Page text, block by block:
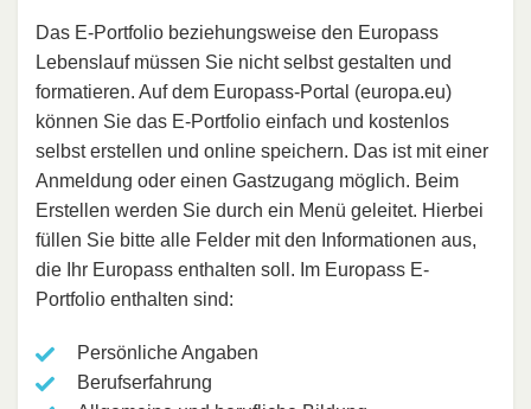
Das E-Portfolio beziehungsweise den Europass
Lebenslauf müssen Sie nicht selbst gestalten und
formatieren. Auf dem Europass-Portal (europa.eu)
können Sie das E-Portfolio einfach und kostenlos
selbst erstellen und online speichern. Das ist mit einer
Anmeldung oder einen Gastzugang möglich. Beim
Erstellen werden Sie durch ein Menü geleitet. Hierbei
füllen Sie bitte alle Felder mit den Informationen aus,
die Ihr Europass enthalten soll. Im Europass E-
Portfolio enthalten sind:
Persönliche Angaben
Berufserfahrung